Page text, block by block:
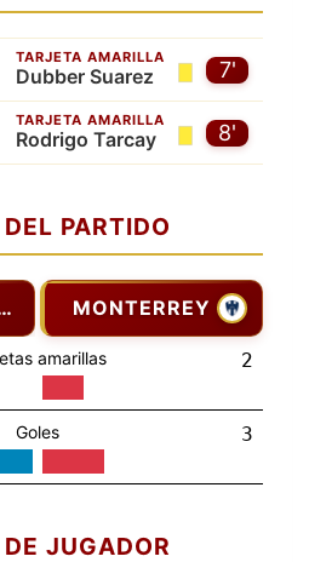
7'
TARJETA AMARILLA
Dubber Suarez
8'
TARJETA AMARILLA
Rodrigo Tarcay
PARTIDO
MONTERREY
amarillas 2
Goles 3
JUGADOR